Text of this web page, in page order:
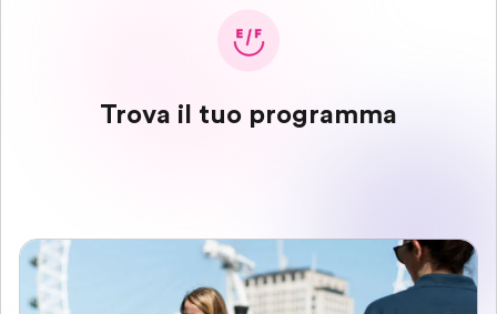
Trova il tuo programma